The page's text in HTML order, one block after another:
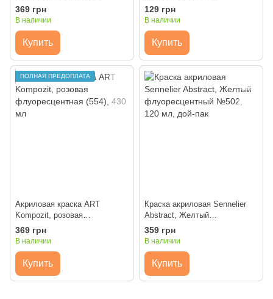
флуоресцентная (553), 430 мл
369 грн
В наличии
Купить
флуоресцентная (554), 75 мл
129 грн
В наличии
Купить
ПОЛНАЯ ПРЕДОПЛАТА
Акриловая краска ART
Kompozit, розовая
флуоресцентная (554), 430 мл
369 грн
В наличии
Купить
Краска акриловая Sennelier
Abstract, Желтый
флуоресцентный №502, 120
мл, дой-пак
359 грн
В наличии
Купить